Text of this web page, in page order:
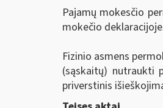
Pajamų mokesčio
mokečio
Fizinio asmens
(sąskaitų) nutraukti
priverstinis